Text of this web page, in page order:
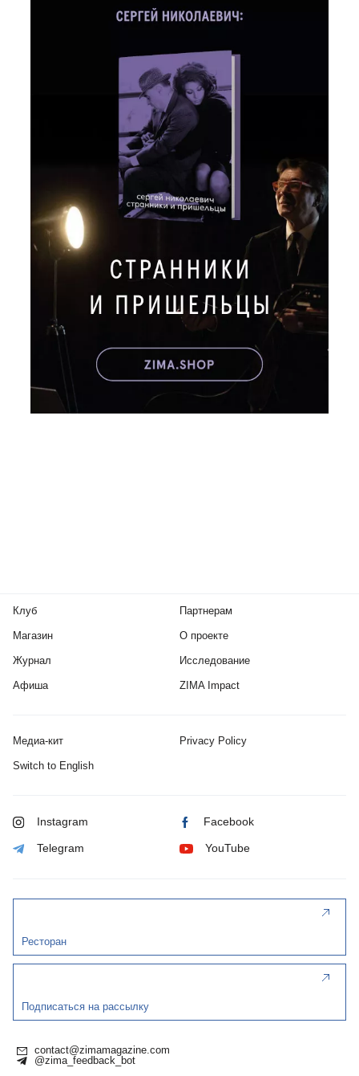
Клуб
Магазин
Журнал
Афиша
Партнерам
О проекте
Исследование
ZIMA Impact
Медиа-кит Privacy Policy
Switch to English
Instagram Facebook
Telegram YouTube
Ресторан
Подписаться на рассылку
contact@zimamagazine.com
@zima_feedback_bot